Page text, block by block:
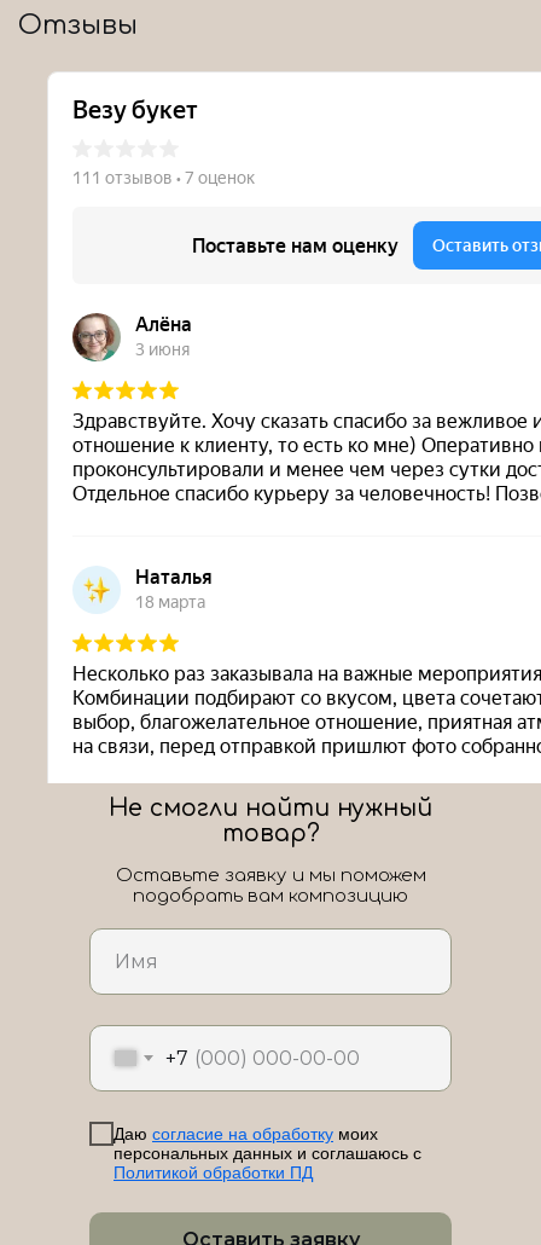
Отзывы
ЛоШАРик на карте Новороссийска — Яндекс Карты
+7
Даю согласие на обработку моих
персональных данных и соглашаюсь с
Политикой обработки ПД
Оставить заявку
Не смогли найти нужный
товар?
Оставьте заявку и мы поможем
подобрать вам композицию